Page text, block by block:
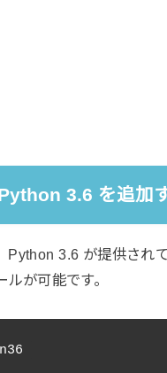
3.6 を追加
3.6 が提供されて
が可能です。